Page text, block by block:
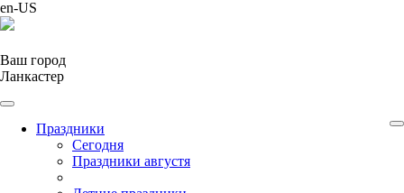
en-US
Ваш город
Ланкастер
Праздники
Cегодня
Праздники августя